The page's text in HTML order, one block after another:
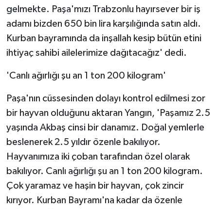
gelmekte. Paşa'mızı Trabzonlu hayırsever bir iş
adamı bizden 650 bin lira karşılığında satın aldı.
Kurban bayramında da inşallah kesip bütün etini
ihtiyaç sahibi ailelerimize dağıtacağız' dedi.
'Canlı ağırlığı şu an 1 ton 200 kilogram'
Paşa'nın cüssesinden dolayı kontrol edilmesi zor
bir hayvan olduğunu aktaran Yangın, 'Paşamız 2.5
yaşında Akbaş cinsi bir danamız. Doğal yemlerle
beslenerek 2.5 yıldır özenle bakılıyor.
Hayvanımıza iki çoban tarafından özel olarak
bakılıyor. Canlı ağırlığı şu an 1 ton 200 kilogram.
Çok yaramaz ve haşin bir hayvan, çok zincir
kırıyor. Kurban Bayramı'na kadar da özenle